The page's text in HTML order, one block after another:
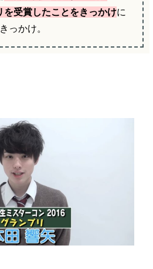
受賞したことをきっかけに
っかけ。